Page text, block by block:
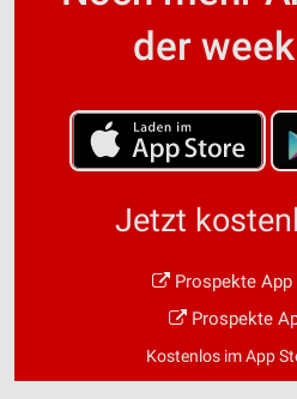
der
Jetzt
Prospekte App
Prospekte
Kostenlos im App